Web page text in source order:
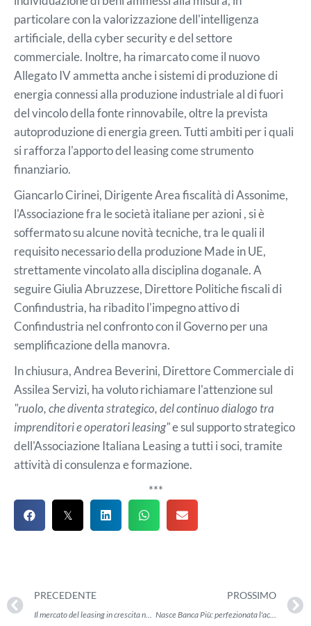
particolare con la valorizzazione dell'intelligenza
artificiale, della cyber security e del settore
commerciale. Inoltre, ha rimarcato come il nuovo
Allegato IV ammetta anche i sistemi di produzione di
energia connessi alla produzione industriale al di fuori
del vincolo della fonte rinnovabile, oltre la prevista
autoproduzione di energia green. Tutti ambiti per i quali
si rafforza l'apporto del leasing come strumento
finanziario.
Giancarlo Cirinei, Dirigente Area fiscalità di Assonime,
l'Associazione fra le società italiane per azioni , si è
soffermato su alcune novità tecniche, tra le quali il
requisito necessario della produzione Made in UE,
strettamente vincolato alla disciplina doganale. A
seguire Giulia Abruzzese, Direttore Politiche fiscali di
Confindustria, ha ribadito l'impegno attivo di
Confindustria nel confronto con il Governo per una
semplificazione della manovra.
In chiusura, Andrea Beverini, Direttore Commerciale di
Assilea Servizi, ha voluto richiamare l'attenzione sul
"ruolo, che diventa strategico, del continuo dialogo tra
imprenditori e operatori leasing"e sul supporto strategico
dell'Associazione Italiana Leasing a tutti i soci, tramite
attività di consulenza e formazione.
***
PRECEDENTE
Il mercato del leasing in crescita nel 2025
PROSSIMO
Nasce Banca Più: perfezionata l'acquisizione di Banca Privata Leasing